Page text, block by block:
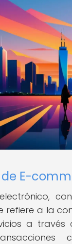
E-
refiere a la
a través